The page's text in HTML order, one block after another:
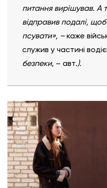
питання вирішував. А
відправив подалі,
псувати», –каже
служив у частині
безпеки, – авт.).